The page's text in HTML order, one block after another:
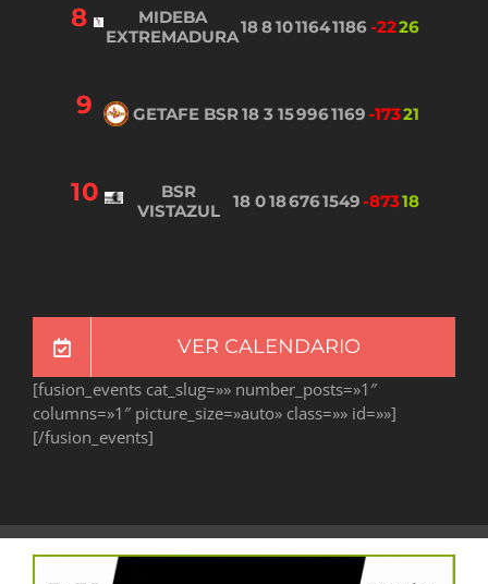
8
MIDEBA
EXTREMADURA1881011641186-2226
9 GETAFE BSR18 3 159961169-17321
10
BSR
VISTAZUL
18 0186761549-87318
VER CALENDARIO
[fusion_events cat_slug=»» number_posts=»1″
columns=»1″ picture_size=»auto» class=»» id=»»]
[/fusion_events]